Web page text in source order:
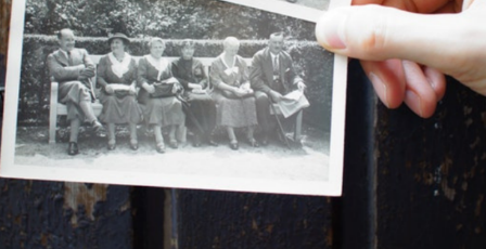
3
FÉVRIER
2021
SUR LE CHEMIN DE JULIA
MONNIER, NATUROPATHE
21
NOVEMBRE
2020
VIRGINIE PEYROT,
COACH ET
ÉNERGÉTICIENNE